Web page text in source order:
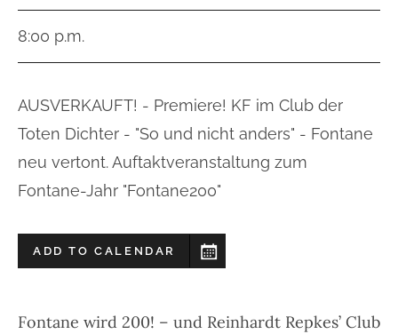
8:00 p.m.
AUSVERKAUFT! - Premiere! KF im Club der
Toten Dichter - "So und nicht anders" - Fontane
neu vertont. Auftaktveranstaltung zum
Fontane-Jahr "Fontane200"
ADD TO CALENDAR
Fontane wird 200! – und Reinhardt Repkes’ Club